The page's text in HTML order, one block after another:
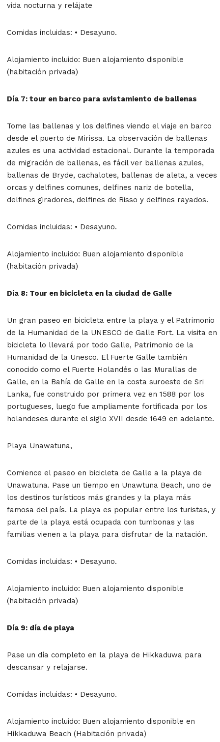
vida nocturna y relájate
Comidas incluidas: • Desayuno.
Alojamiento incluido: Buen alojamiento disponible
(habitación privada)
Día 7: tour en barco para avistamiento de ballenas
Tome las ballenas y los delfines viendo el viaje en barco
desde el puerto de Mirissa. La observación de ballenas
azules es una actividad estacional. Durante la temporada
de migración de ballenas, es fácil ver ballenas azules,
ballenas de Bryde, cachalotes, ballenas de aleta, a veces
orcas y delfines comunes, delfines nariz de botella,
delfines giradores, delfines de Risso y delfines rayados.
Comidas incluidas: • Desayuno.
Alojamiento incluido: Buen alojamiento disponible
(habitación privada)
Día 8: Tour en bicicleta en la ciudad de Galle
Un gran paseo en bicicleta entre la playa y el Patrimonio
de la Humanidad de la UNESCO de Galle Fort. La visita en
bicicleta lo llevará por todo Galle, Patrimonio de la
Humanidad de la Unesco. El Fuerte Galle también
conocido como el Fuerte Holandés o las Murallas de
Galle, en la Bahía de Galle en la costa suroeste de Sri
Lanka, fue construido por primera vez en 1588 por los
portugueses, luego fue ampliamente fortificada por los
holandeses durante el siglo XVII desde 1649 en adelante.
Playa Unawatuna,
Comience el paseo en bicicleta de Galle a la playa de
Unawatuna. Pase un tiempo en Unawtuna Beach, uno de
los destinos turísticos más grandes y la playa más
famosa del país. La playa es popular entre los turistas, y
parte de la playa está ocupada con tumbonas y las
familias vienen a la playa para disfrutar de la natación.
Comidas incluidas: • Desayuno.
Alojamiento incluido: Buen alojamiento disponible
(habitación privada)
Día 9: día de playa
Pase un día completo en la playa de Hikkaduwa para
descansar y relajarse.
Comidas incluidas: • Desayuno.
Alojamiento incluido: Buen alojamiento disponible en
Hikkaduwa Beach (Habitación privada)